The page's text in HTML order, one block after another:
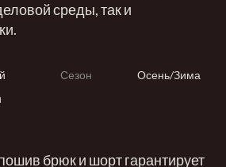
среды, так и
Сезон
Осень/Зима
брюк и шорт гарантирует